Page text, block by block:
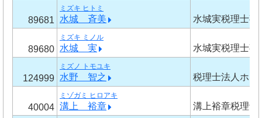
89681
ミズキ ヒトミ
水城 斉美 水城実税理士事
89680
ミズキ ミノル
水城 実 水城実税理士事
124999
ミズノ トモユキ
水野 智之 税理士法人ホラ
40004
ミゾガミ ヒロアキ
溝上 裕章 溝上裕章税理士